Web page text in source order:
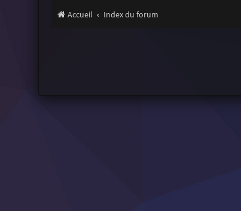
Accueil Index du forum